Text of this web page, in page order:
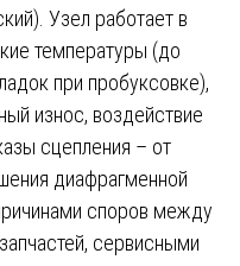
Узел работает в
температуры (до
при пробуксовке),
износ, воздействие
сцепления – от
диафрагменной
споров между
сервисными